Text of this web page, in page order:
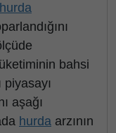
hurda
bahsi
aşağı
hurda arzının